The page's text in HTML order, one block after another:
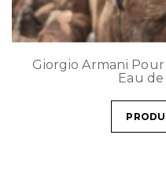
Giorgio Armani Pour
Eau